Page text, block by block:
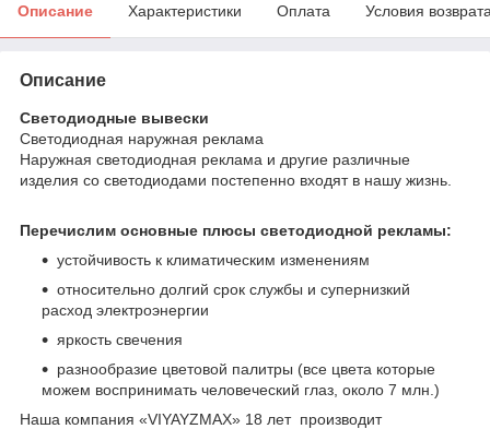
Описание Характеристики Оплата Условия
Описание
Светодиодные вывески
Светодиодная наружная реклама
Наружная светодиодная реклама и другие различные
изделия со светодиодами постепенно входят в нашу жизнь.
Перечислим основные плюсы светодиодной рекламы:
устойчивость к климатическим изменениям
относительно долгий срок службы и супернизкий
расход электроэнергии
яркость свечения
разнообразие цветовой палитры (все цвета которые
можем воспринимать человеческий глаз, около 7 млн.)
Наша компания «VIYAYZMAX» 18 лет производит